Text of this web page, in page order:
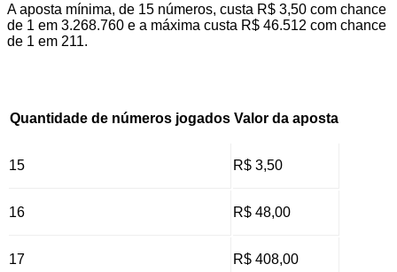
A aposta mínima, de 15 números, custa R$ 3,50 com chance
de 1 em 3.268.760 e a máxima custa R$ 46.512 com chance
de 1 em 211.
Quantidade de números jogados Valor da aposta
15 R$ 3,50
16 R$ 48,00
17 R$ 408,00